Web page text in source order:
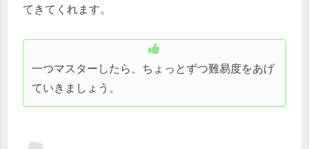
てきてくれます。
一つマスターしたら、ちょっとずつ難易度をあげ
ていきましょう。